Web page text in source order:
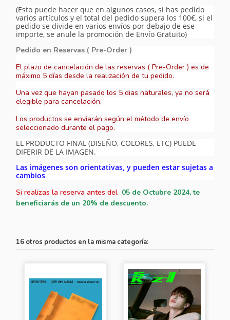
(Esto puede hacer que en algunos casos, si has pedido
varios artículos y el total del pedido supera los 100€, si el
pedido se divide en varios envíos por debajo de ese
importe, se anule la promoción de Envío Gratuito)
Pedido en Reservas ( Pre-Order )
El plazo de cancelación de las reservas ( Pre-Order ) es de
máximo 5 días desde la realización de tu pedido.
Una vez que hayan pasado los 5 dias naturales, ya no será
elegible para cancelación.
Los productos se enviarán según el método de envío
seleccionado durante el pago.
EL PRODUCTO FINAL (DISEÑO, COLORES, ETC) PUEDE
DIFERIR DE LA IMAGEN.
Las imágenes son orientativas, y pueden estar sujetas a
cambios
Si realizas la reserva antes del 05 de Octubre 2024, te
beneficiarás de un 20% de descuento.
16 otros productos en la misma categoría: